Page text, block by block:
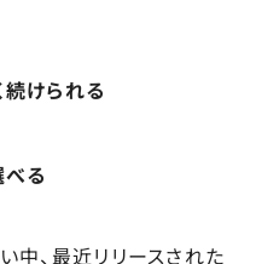
けられる
る
中、最近リリースされた